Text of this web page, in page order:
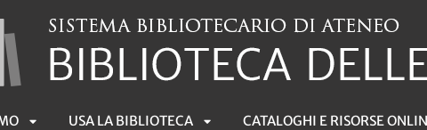
USA LA BIBLIOTECA CATALOGHI E RISORSE